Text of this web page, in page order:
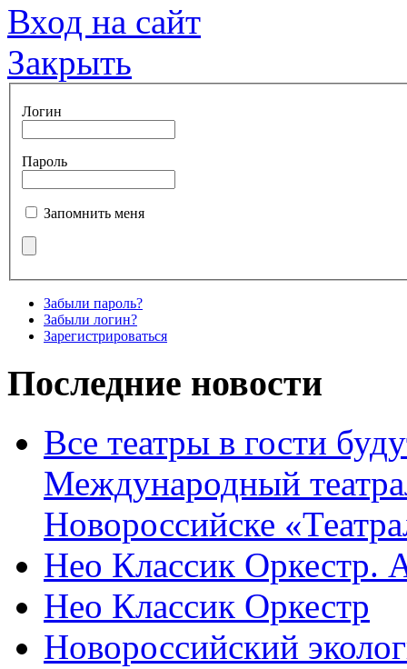
Вход на сайт
Закрыть
Логин
Пароль
Запомнить меня
Забыли пароль?
Забыли логин?
Зарегистрироваться
Последние новости
Все театры в гости
Международный
Новороссийске
Нео Классик Оркестр.
Нео Классик Оркестр
Новороссийский